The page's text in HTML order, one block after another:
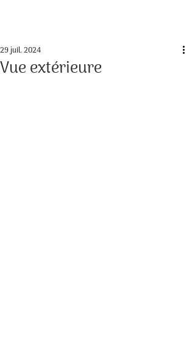
Vue extérieure
29 juil. 2024